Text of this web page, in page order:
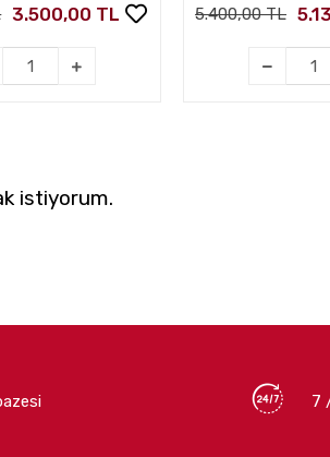
3.500,00 TL 5.400,00 TL
istiyorum.
7